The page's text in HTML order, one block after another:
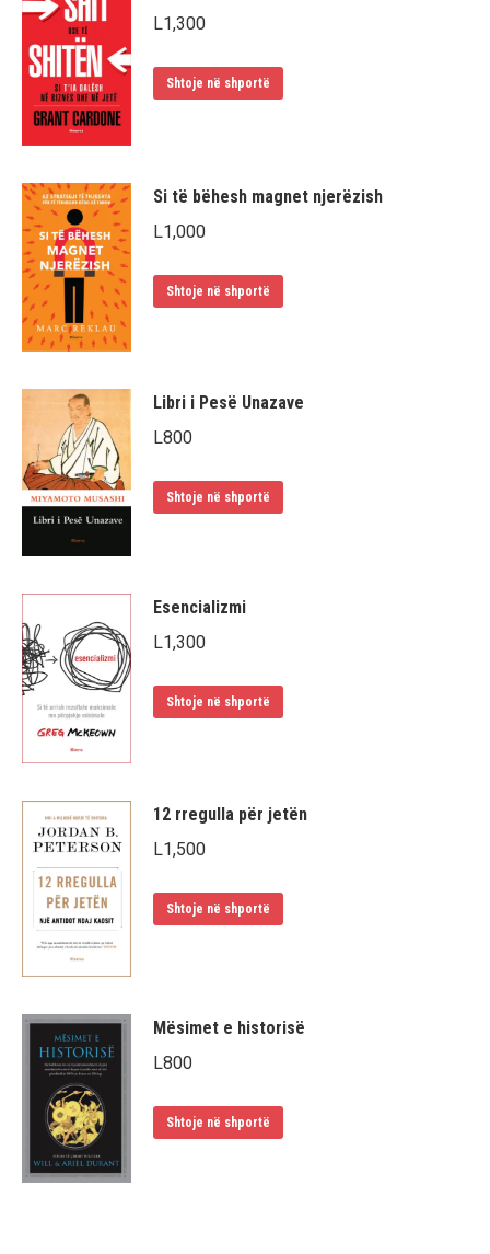
L1,300
Shtoje në shportë
Si të bëhesh magnet njerëzish
L1,000
Shtoje në shportë
Libri i Pesë Unazave
L800
Shtoje në shportë
Esencializmi
L1,300
Shtoje në shportë
12 rregulla për jetën
L1,500
Shtoje në shportë
Mësimet e historisë
L800
Shtoje në shportë